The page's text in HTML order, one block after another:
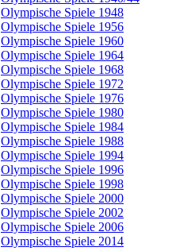
Olympische Spiele 1948
Olympische Spiele 1956
Olympische Spiele 1960
Olympische Spiele 1964
Olympische Spiele 1968
Olympische Spiele 1972
Olympische Spiele 1976
Olympische Spiele 1980
Olympische Spiele 1984
Olympische Spiele 1988
Olympische Spiele 1994
Olympische Spiele 1996
Olympische Spiele 1998
Olympische Spiele 2000
Olympische Spiele 2002
Olympische Spiele 2006
Olympische Spiele 2014